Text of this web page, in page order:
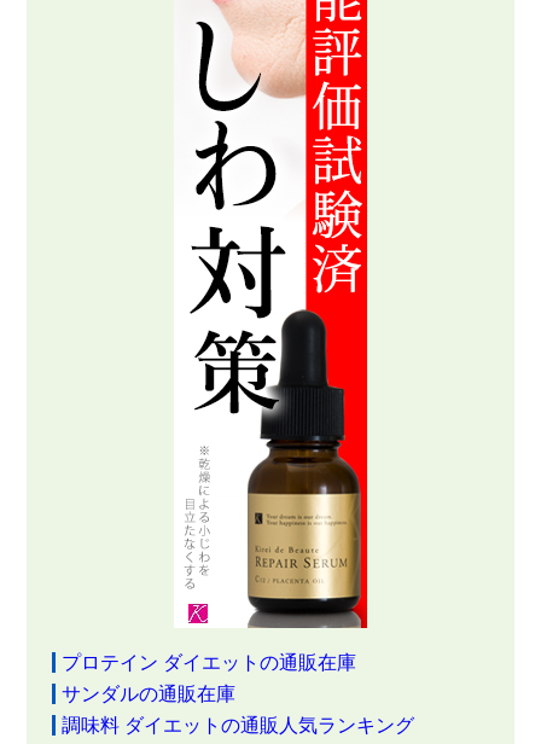
プロテイン ダイエットの通販在庫
サンダルの通販在庫
調味料 ダイエットの通販人気ランキング